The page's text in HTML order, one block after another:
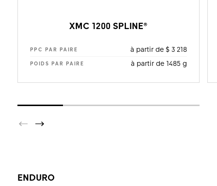
XMC 1200 SPLINE®
PPC PAR PAIRE à partir de $ 3 218
POIDS PAR PAIRE à partir de 1485 g
ENDURO